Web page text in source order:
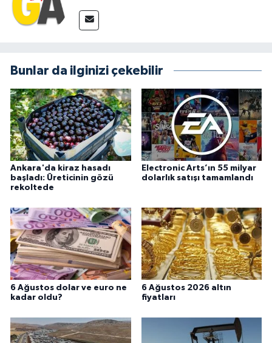
Bunlar da ilginizi çekebilir
Ankara'da kiraz hasadı
başladı: Üreticinin gözü
rekoltede
Electronic Arts’ın 55 milyar
dolarlık satışı tamamlandı
6 Ağustos dolar ve euro ne
kadar oldu?
6 Ağustos 2026 altın
fiyatları